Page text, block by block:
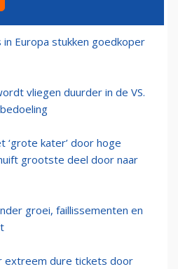
Europa stukken goedkoper
vliegen duurder in de VS.
‘grote kater’ door hoge
grootste deel door naar
groei, faillissementen en
extreem dure tickets door